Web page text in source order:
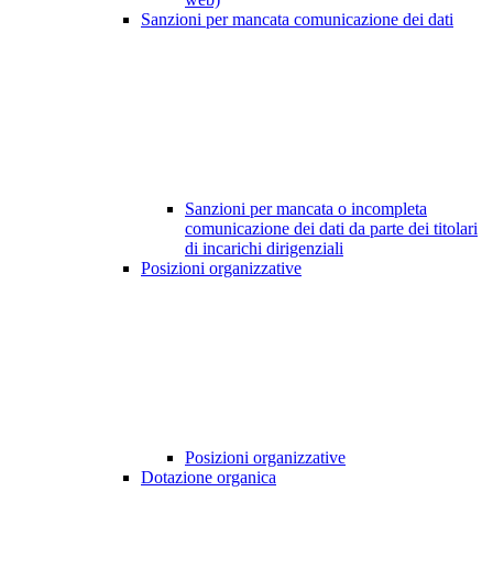
Sanzioni per mancata comunicazione dei dati
Sanzioni per mancata o incompleta
comunicazione dei dati da parte dei titolari
di incarichi dirigenziali
Posizioni organizzative
Posizioni organizzative
Dotazione organica